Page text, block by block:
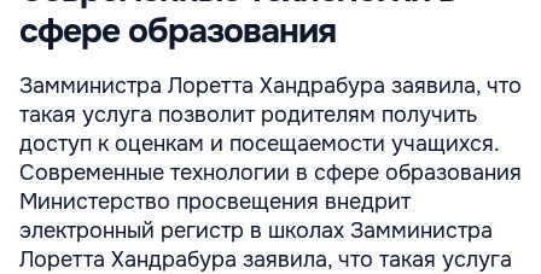
сфере образования
Замминистра Лоретта Хандрабура заявила, что
такая услуга позволит родителям получить
доступ к оценкам и посещаемости учащихся.
Современные технологии в сфере образования
Министерство просвещения внедрит
электронный регистр в школах Замминистра
Лоретта Хандрабура заявила, что такая услуга